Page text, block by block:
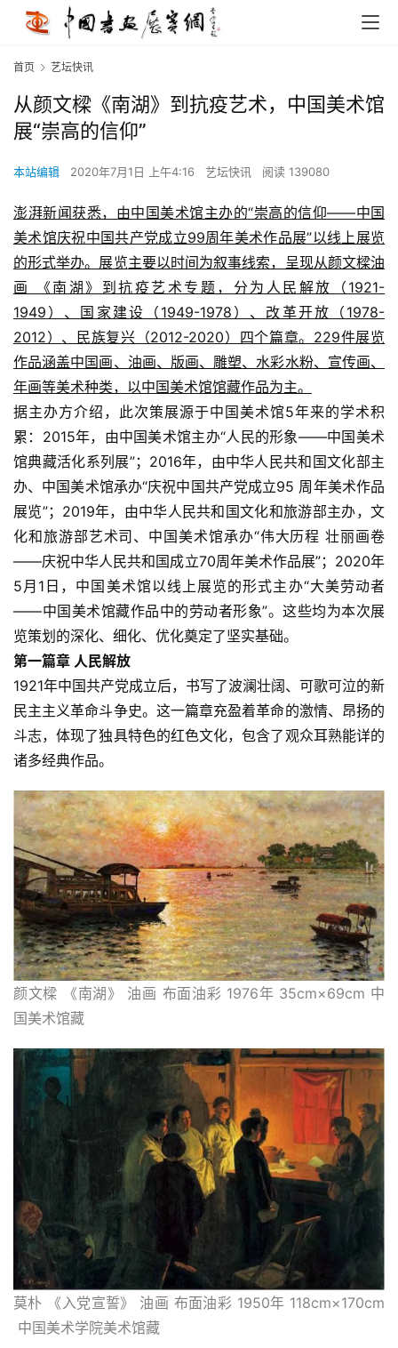
首页 艺坛快讯
从颜文樑《南湖》到抗疫艺术，中国美术馆
展“崇高的信仰”
本站编辑 2020年7月1日 上午4:16 艺坛快讯 阅读 139080
澎湃新闻获悉，由中国美术馆主办的“崇高的信仰——中国
美术馆庆祝中国共产党成立99周年美术作品展”以线上展览
的形式举办。展览主要以时间为叙事线索，呈现从颜文樑油
画 《南湖》到抗疫艺术专题，分为人民解放（1921-
1949）、国家建设（1949-1978）、改革开放（1978-
2012） 、民族复兴（2012-2020）四个篇章。229件展览
作品涵盖中国画、油画、版画、雕塑、水彩水粉、宣传画、
年画等美术种类，以中国美术馆馆藏作品为主。
据主办方介绍，此次策展源于中国美术馆5年来的学术积
累：2015年，由中国美术馆主办“人民的形象——中国美术
馆典藏活化系列展”；2016年，由中华人民共和国文化部主
办、中国美术馆承办“庆祝中国共产党成立95 周年美术作品
展览”；2019年，由中华人民共和国文化和旅游部主办，文
化和旅游部艺术司、中国美术馆承办“伟大历程 壮丽画卷
——庆祝中华人民共和国成立70周年美术作品展”；2020年
5月1日，中国美术馆以线上展览的形式主办“大美劳动者
——中国美术馆藏作品中的劳动者形象”。这些均为本次展
览策划的深化、细化、优化奠定了坚实基础。
第一篇章 人民解放
1921年中国共产党成立后，书写了波澜壮阔、可歌可泣的新
民主主义革命斗争史。这一篇章充盈着革命的激情、昂扬的
斗志，体现了独具特色的红色文化，包含了观众耳熟能详的
诸多经典作品。
颜文樑 《南湖》 油画 布面油彩 1976年 35cm×69cm 中
国美术馆藏
莫朴 《入党宣誓》 油画 布面油彩 1950年 118cm×170cm
中国美术学院美术馆藏